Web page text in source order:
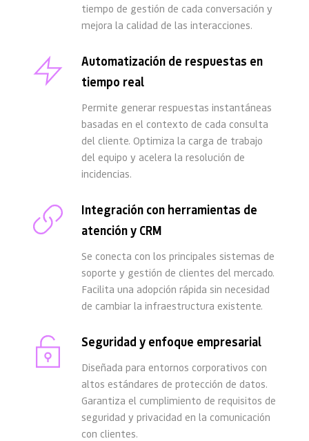
tiempo de gestión de cada conversación y
mejora la calidad de las interacciones.
Automatización de respuestas en
tiempo real
Permite generar respuestas instantáneas
basadas en el contexto de cada consulta
del cliente. Optimiza la carga de trabajo
del equipo y acelera la resolución de
incidencias.
Integración con herramientas de
atención y CRM
Se conecta con los principales sistemas de
soporte y gestión de clientes del mercado.
Facilita una adopción rápida sin necesidad
de cambiar la infraestructura existente.
Seguridad y enfoque empresarial
Diseñada para entornos corporativos con
altos estándares de protección de datos.
Garantiza el cumplimiento de requisitos de
seguridad y privacidad en la comunicación
con clientes.